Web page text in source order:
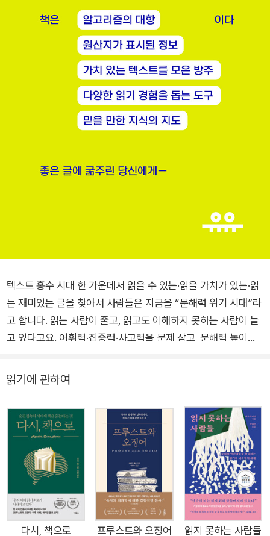
텍스트 홍수 시대 한 가운데서 읽을 수 있는·읽을 가치가 있는·읽
는 재미있는 글을 찾아서 사람들은 지금을 “문해력 위기 시대”라
고 합니다. 읽는 사람이 줄고, 읽고도 이해하지 못하는 사람이 늘
고 있다고요. 어휘력·집중력·사고력을 문제 삼고, 문해력 높이는
는 것이 정말 문해력 문제일까요? 독자만의 탓일까요? 정말로 과
도 책에서만 얻을 수 있는 것』은 이런 질문에서 시작하는 책입니
다. 저자는 이야기합니다. 요즘 사람들도 읽기를 싫어하지 않는다
고요. 사람들이 싫어하는 건 재미없는 글·가치 없는 글·어딘가에
서 복사-붙여넣기 해 온 출처 없고 신뢰성 없는 글이며, 이런 글은
시대를 막론하고 환영받지 못했다고요. 그런데 지금 우리의 읽기
경험 대부분은 온라인에서 이루어집니다. 온라인에는 즐겁고 유
익한 읽기를 방해하는 요소가 가득하지요. 원리를 알 수 없는 알
고리즘에 의해 눈앞에 나타난 맥락 없는 글, 클릭을 유도하는 자
읽기에 관하여
다시, 책으로 프루스트와 오징어 읽지 못하는 사람들